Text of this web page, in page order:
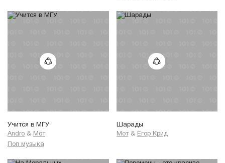
Учится в МГУ
Andro & Мот
Поп музыка
Шарады
Мот & Егор Крид